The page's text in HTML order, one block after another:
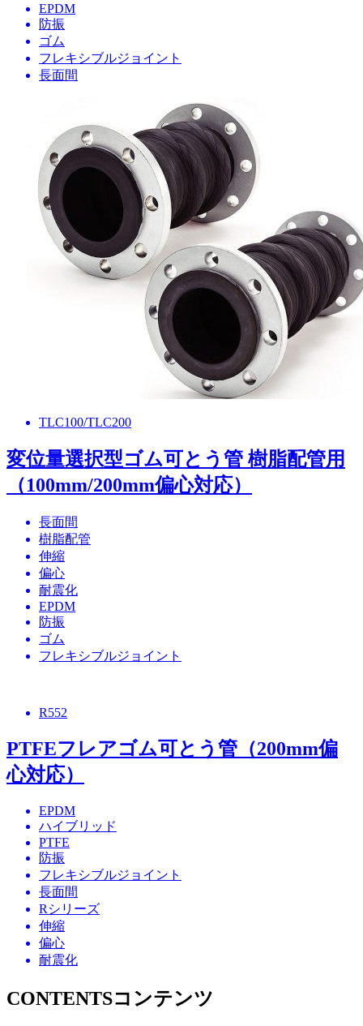
EPDM
防振
ゴム
フレキシブルジョイント
長面間
TLC100/TLC200
変位量選択型ゴム可とう管 樹脂配管用
（100mm/200mm偏心対応）
長面間
樹脂配管
伸縮
偏心
耐震化
EPDM
防振
ゴム
フレキシブルジョイント
R552
PTFEフレアゴム可とう管（200mm偏
心対応）
EPDM
ハイブリッド
PTFE
防振
フレキシブルジョイント
長面間
Rシリーズ
伸縮
偏心
耐震化
CONTENTSコンテンツ